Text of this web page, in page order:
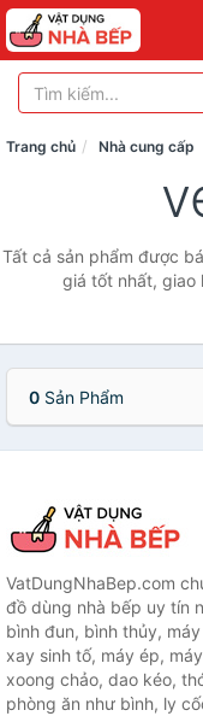
Trang chủ Nhà cung cấp
Tất cả sản phẩm được
giá tốt nhất, giao
0 Sản Phẩm
VatDungNhaBep.com
đồ dùng nhà bếp uy tín
bình đun, bình thủy,
xay sinh tố, máy ép,
xoong chảo, dao kéo,
phòng ăn như bình, ly